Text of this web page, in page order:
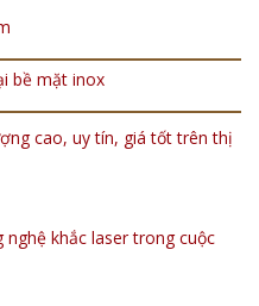
bề mặt inox
cao, uy tín, giá tốt trên thị
nghệ khắc laser trong cuộc